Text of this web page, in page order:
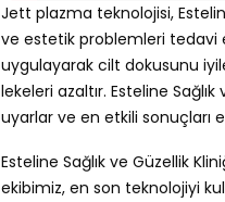
Jett plazma teknolojisi,
ve estetik problemleri tedavi
uygulayarak cilt dokusunu
lekeleri azaltır. Esteline
uyarlar ve en etkili sonuçları
Esteline Sağlık ve Güzellik
ekibimiz, en son teknolojiyi